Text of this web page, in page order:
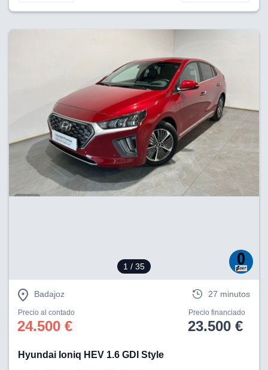
1 / 35
Badajoz 27 minutos
Precio al contado
24.500 €
Precio financiado
23.500 €
Hyundai Ioniq HEV 1.6 GDI Style